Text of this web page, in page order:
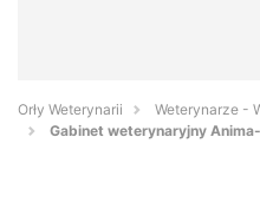
Orły Weterynarii
Weterynarze -
Gabinet weterynaryjny